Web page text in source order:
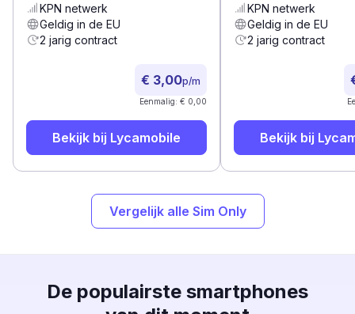
KPN netwerk
Geldig in de EU
2 jarig contract
€ 3,00p/m
Eenmalig: € 0,00
Bekijk bij Lycamobile
KPN netwerk
Geldig in de EU
2 jarig contract
Bekijk bij
Vergelijk alle Sim Only
De populairste smartphones